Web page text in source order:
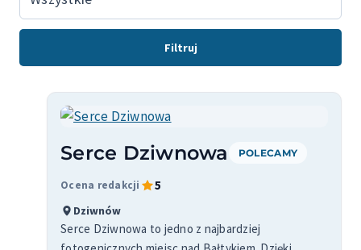
Filtruj
Serce Dziwnowa POLECAMY
Ocena redakcji 5
Dziwnów
Serce Dziwnowa to jedno z najbardziej